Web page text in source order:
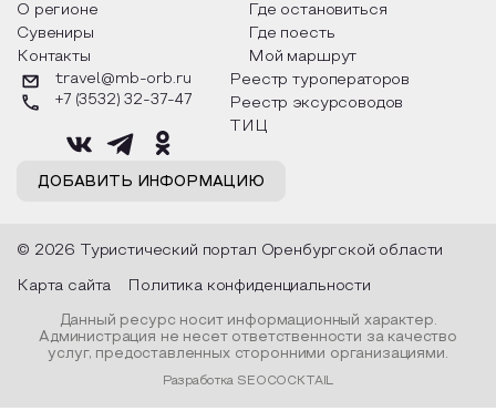
разных уголках страны, какие
обряды совершают на удачу и
благополучие, в чем схожи и
различаются традиции. Кто такой
Дед Мороз и откуда он пришел, как
его называют в разных уголках
страны и как появились елочные
Твардовского и
каждой строчке
восхищение
яркому времени
О регионе
Где остановиться
Сувениры
Где поесть
Контакты
Мой маршрут
ДОБАВИТЬ ИНФОРМАЦИЮ
travel@mb-orb.ru
+7 (3532) 32-37-47
Реестр туроператоров
Реестр эксурсоводов
ТИЦ
© 2026 Туристический портал Оренбургской области
Карта сайта Политика конфиденциальности
Данный ресурс носит информационный характер.
Администрация не несет ответственности за качество
услуг, предоставленных сторонними организациями.
Разработка SEOCOCKTAIL